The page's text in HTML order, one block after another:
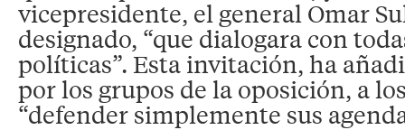
vicepresidente, el general Omar
designado, “que dialogara con
políticas”. Esta invitación, ha
por los grupos de la oposición, a
“defender simplemente sus